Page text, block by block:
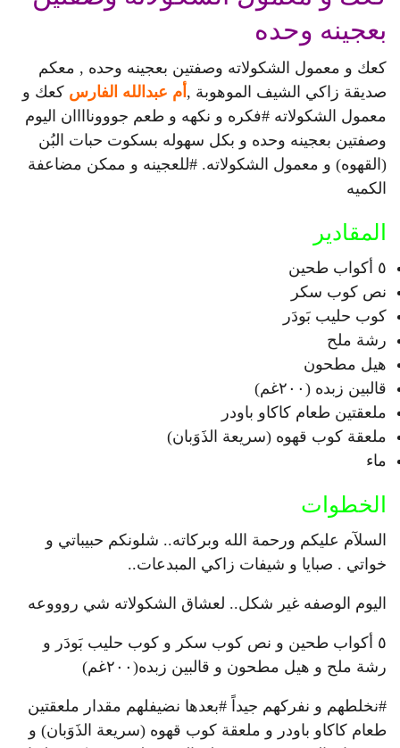
بعجينه وحده
كعك و معمول الشكولاته وصفتين بعجينه وحده , معكم
صديقة زاكي الشيف الموهوبة , أم عبدالله الفارس كعك و
معمول الشكولاته #فكره و نكهه و طعم جوووناااان اليوم
وصفتين بعجينه وحده و بكل سهوله بسكوت حبات البُن
(القهوه) و معمول الشكولاته. #للعجينه و ممكن مضاعفة
الكميه
المقادير
٥ أكواب طحين
نص كوب سكر
كوب حليب بَودَر
رشة ملح
هيل مطحون
قالبين زبده (٢٠٠غم)
ملعقتين طعام كاكاو باودر
ملعقة كوب قهوه (سريعة الذَوَبان)
ماء
الخطوات
السلآم عليكم ورحمة الله وبركاته.. شلونكم حبيباتي و
خواتي . صبايا و شيفات زاكي المبدعات..
اليوم الوصفه غير شكل.. لعشاق الشكولاته شي روووعه
٥ أكواب طحين و نص كوب سكر و كوب حليب بَودَر و
رشة ملح و هيل مطحون و قالبين زبده(٢٠٠غم)
#نخلطهم و نفركهم جيداً #بعدها نضيفلهم مقدار ملعقتين
طعام كاكاو باودر و ملعقة كوب قهوه (سريعة الذَوَبان) و